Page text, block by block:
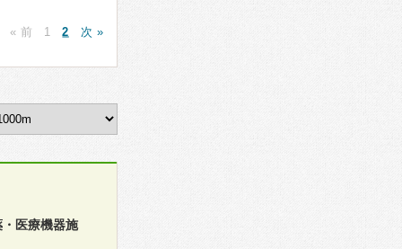
« 前 1 2 次 »
医療機器施